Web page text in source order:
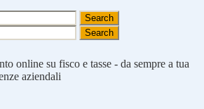
online su fisco e tasse - da sempre a tua
aziendali